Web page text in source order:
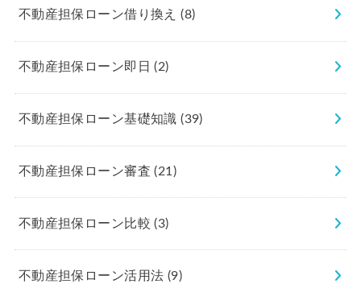
不動産担保ローン借り換え(8)
不動産担保ローン即日(2)
不動産担保ローン基礎知識(39)
不動産担保ローン審査(21)
不動産担保ローン比較(3)
不動産担保ローン活用法 (9)